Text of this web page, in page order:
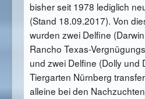
bisher seit 1978 lediglich
(Stand 18.09.2017). Von
wurden zwei Delfine
Rancho Texas-
und zwei Delfine (Dolly und
Tiergarten Nürnberg
alleine bei den